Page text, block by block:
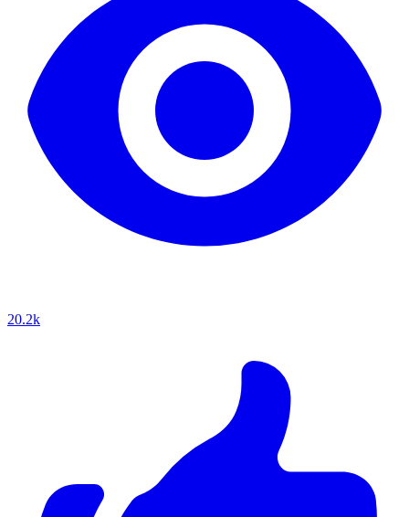
20.2k